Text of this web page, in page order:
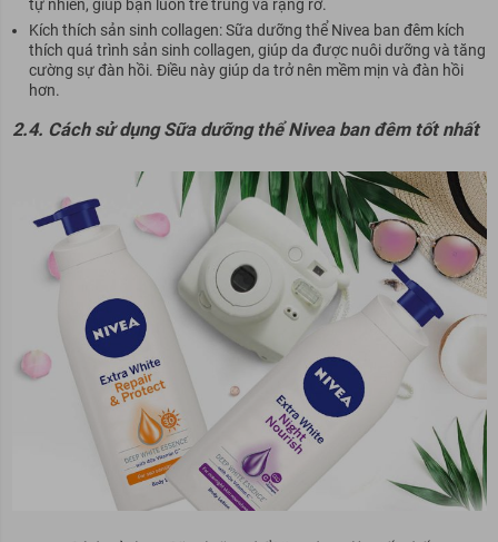
tự nhiên, giúp bạn luôn trẻ trung và rạng rỡ.
Kích thích sản sinh collagen: Sữa dưỡng thể Nivea ban đêm kích
thích quá trình sản sinh collagen, giúp da được nuôi dưỡng và tăng
cường sự đàn hồi. Điều này giúp da trở nên mềm mịn và đàn hồi
hơn.
2.4. Cách sử dụng Sữa dưỡng thể Nivea ban đêm tốt nhất